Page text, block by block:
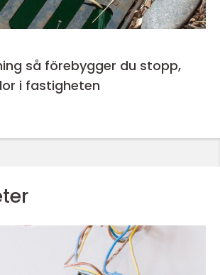
stopp,
i fastigheten